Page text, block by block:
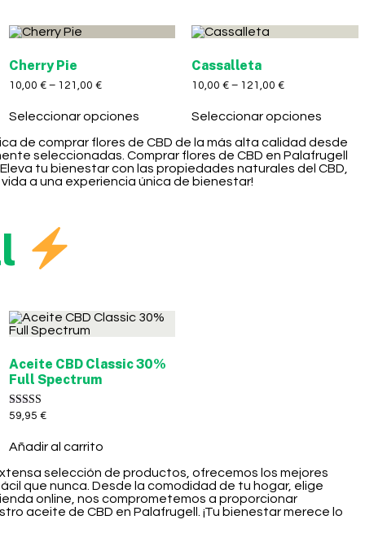
Cherry Pie
10,00 €– 121,00 €
Seleccionar opciones
Cassalleta
10,00€ – 121,00€
Seleccionar opciones
de comprar flores de CBD de la más alta calidad desde
seleccionadas. Comprar flores de CBD en Palafrugell
tu bienestar con las propiedades naturales del CBD,
a una experiencia única de bienestar!
Aceite CBD Classic 30%
Full Spectrum
Valorado con
59,95 €
Añadir al carrito
selección de productos, ofrecemos los mejores
que nunca. Desde la comodidad de tu hogar, elige
online, nos comprometemos a proporcionar
aceite de CBD en Palafrugell. ¡Tu bienestar merece lo